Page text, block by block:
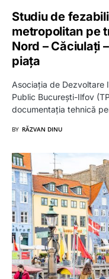
Studiu de
metropolitan pe
Nord – Căciulați
piața
Asociația de Dezvoltare
Public București-Ilfov
documentația tehnică
BY RĂZVAN DINU